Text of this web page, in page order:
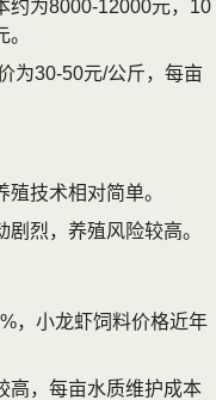
约为8000-12000元，10
为30-50元/公斤，每亩
技术相对简单。
烈，养殖风险较高。
，小龙虾饲料价格近年
高，每亩水质维护成本